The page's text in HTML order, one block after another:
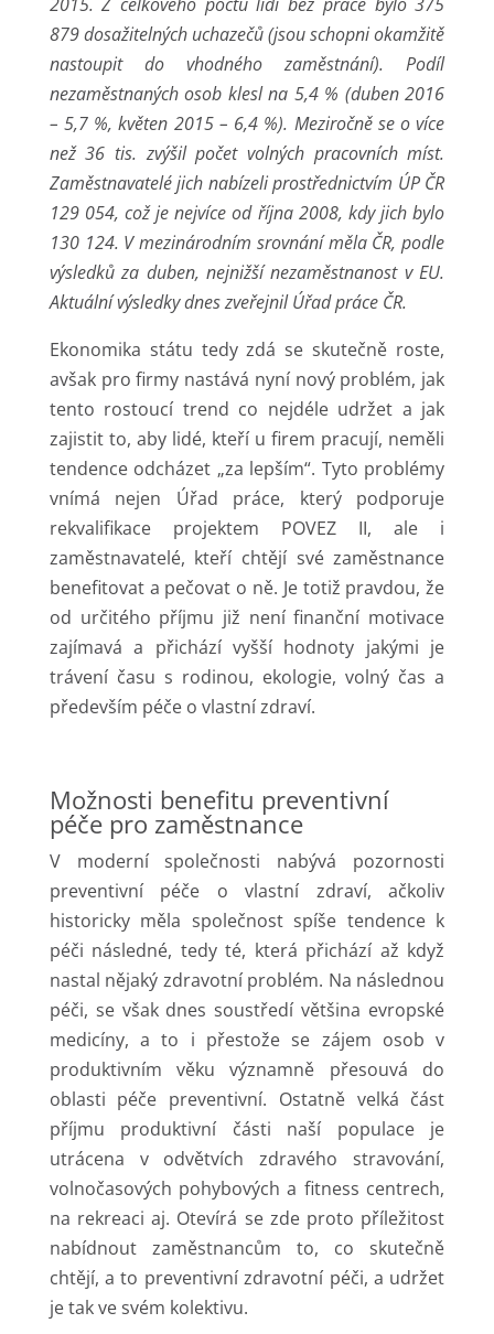
879 dosažitelných uchazečů (jsou schopni okamžitě
nastoupit do vhodného zaměstnání). Podíl
nezaměstnaných osob klesl na 5,4 % (duben 2016
– 5,7 %, květen 2015 – 6,4 %). Meziročně se o více
než 36 tis. zvýšil počet volných pracovních míst.
Zaměstnavatelé jich nabízeli prostřednictvím ÚP ČR
129 054, což je nejvíce od října 2008, kdy jich bylo
130 124. V mezinárodním srovnání měla ČR, podle
výsledků za duben, nejnižší nezaměstnanost v EU.
Aktuální výsledky dnes zveřejnil Úřad práce ČR.
Ekonomika státu tedy zdá se skutečně roste,
avšak pro firmy nastává nyní nový problém, jak
tento rostoucí trend co nejdéle udržet a jak
zajistit to, aby lidé, kteří u firem pracují, neměli
tendence odcházet „za lepším“. Tyto problémy
vnímá nejen Úřad práce, který podporuje
rekvalifikace projektem POVEZ II, ale i
zaměstnavatelé, kteří chtějí své zaměstnance
benefitovat a pečovat o ně. Je totiž pravdou, že
od určitého příjmu již není finanční motivace
zajímavá a přichází vyšší hodnoty jakými je
trávení času s rodinou, ekologie, volný čas a
především péče o vlastní zdraví.
Možnosti benefitu preventivní
péče pro zaměstnance
V moderní společnosti nabývá pozornosti
preventivní péče o vlastní zdraví, ačkoliv
historicky měla společnost spíše tendence k
péči následné, tedy té, která přichází až když
nastal nějaký zdravotní problém. Na následnou
péči, se však dnes soustředí většina evropské
medicíny, a to i přestože se zájem osob v
produktivním věku významně přesouvá do
oblasti péče preventivní. Ostatně velká část
příjmu produktivní části naší populace je
utrácena v odvětvích zdravého stravování,
volnočasových pohybových a fitness centrech,
na rekreaci aj. Otevírá se zde proto příležitost
nabídnout zaměstnancům to, co skutečně
chtějí, a to preventivní zdravotní péči, a udržet
je tak ve svém kolektivu.